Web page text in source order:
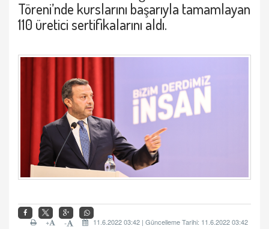
Töreni’nde kurslarını başarıyla tamamlayan
110 üretici sertifikalarını aldı.
11.6.2022 03:42 | Güncelleme Tarihi: 11.6.2022 03:42
-
+